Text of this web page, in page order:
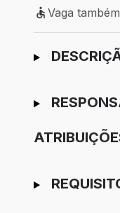
Vaga também
Vaga
Ir para